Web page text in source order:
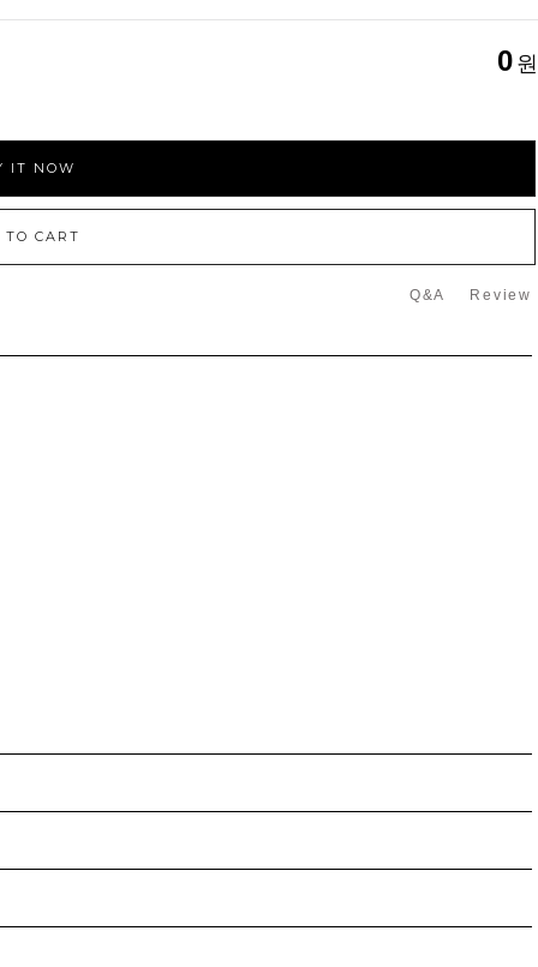
0 원
IT NOW
TO CART
Q&A Review